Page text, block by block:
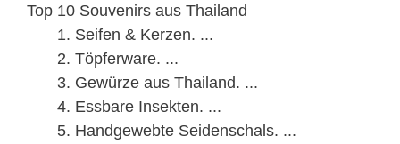
Top 10 Souvenirs aus Thailand
Seifen & Kerzen. ...
Töpferware. ...
Gewürze aus Thailand. ...
Essbare Insekten. ...
Handgewebte Seidenschals. ...